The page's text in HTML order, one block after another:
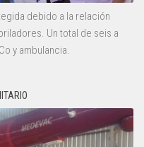
debido a la relación
Un total de seis a
y ambulancia.